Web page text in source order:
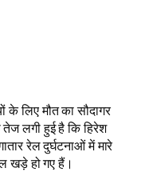
लिए मौत का सौदागर
लगी हुई है कि हिरेश
रेल दुर्घटनाओं में मारे
खड़े हो गए हैं।